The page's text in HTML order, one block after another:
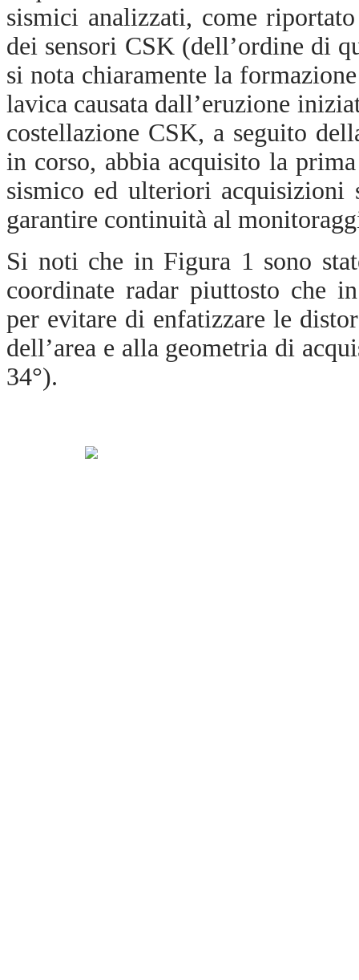
sismici analizzati, come
dei sensori CSK (dell’ordine di
si nota chiaramente la
lavica causata dall’eruzione
costellazione CSK, a seguito
in corso, abbia acquisito la
sismico ed ulteriori acquisizioni
garantire continuità al
Si noti che in Figura 1 sono
coordinate radar piuttosto che
per evitare di enfatizzare le
dell’area e alla geometria di
34°).